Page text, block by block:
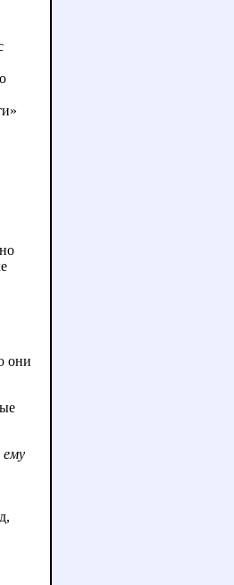
они
ему